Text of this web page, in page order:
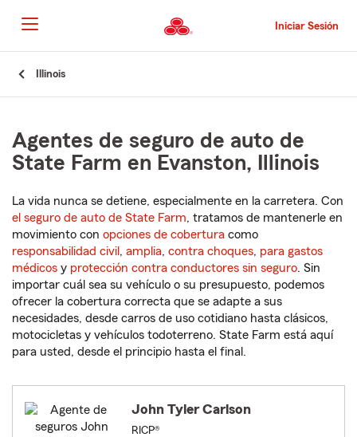
al
contenido
principal
Iniciar Sesión
Illinois
Agentes de seguro de auto de
State Farm en Evanston, Illinois
La vida nunca se detiene, especialmente en la carretera. Con
el seguro de auto de State Farm, tratamos de mantenerle en
movimiento con opciones de cobertura como
responsabilidad civil , amplia, contra choques, para gastos
médicos y protección contra conductores sin seguro. Sin
importar cuál sea su vehículo o su presupuesto, podemos
ofrecer la cobertura correcta que se adapte a sus
necesidades, desde carros de uso cotidiano hasta clásicos,
motocicletas y vehículos todoterreno. State Farm está aquí
para usted, desde el principio hasta el final.
John Tyler Carlson
RICP®